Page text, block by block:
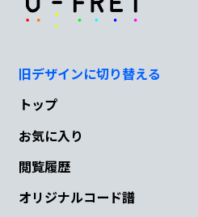
旧デザインに切り替える
トップ
お気に入り
閲覧履歴
オリジナルコード譜